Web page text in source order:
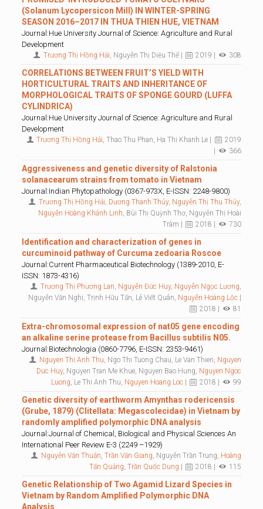
(Solanum Lycopersicon Mill) IN WINTER-SPRING
SEASON 2016–2017 IN THUA THIEN HUE, VIETNAM
Journal:Hue University Journal of Science: Agriculture and Rural
Development
Trương Thị Hồng Hải, Nguyễn Thị Diệu Thể | 2019 | 308
CORRELATIONS BETWEEN FRUIT’S YIELD WITH
HORTICULTURAL TRAITS AND INHERITANCE OF
MORPHOLOGICAL TRAITS OF SPONGE GOURD (LUFFA
CYLINDRICA)
Journal:Hue University Journal of Science: Agriculture and Rural
Development
Trương Thị Hồng Hải, Thao Thu Phan, Ha Thi Khanh Le |
2019
366
Aggressiveness and genetic diversity of Ralstonia
solanacearum strains from tomato in Vietnam
Journal:Indian Phytopathology (0367-973X, E-ISSN: 2248-9800)
Trương Thị Hồng Hải, Dương Thanh Thủy, Nguyễn Thị Thu Thủy,
Nguyễn Hoàng Khánh Linh, Bùi Thị Quỳnh Thơ, Nguyễn Thị Hoài
Trâm |
2018 | 730
Identification and characterization of genes in
curcuminoid pathway of Curcuma zedoaria Roscoe
Journal:Current Pharmaceutical Biotechnology (1389-2010, E-
ISSN: 1873-4316)
Trương Thị Phương Lan, Nguyễn Đức Huy, Nguyễn Ngọc Lương,
Nguyễn Văn Nghi, Trịnh Hữu Tấn, Lê Viết Quân, Nguyễn Hoàng Lộc
2018 |
81
Extra-chromosomal expression of nat05 gene encoding
an alkaline serine protease from Bacillus subtilis N05.
Journal:Biotechnologia (0860-7796, E-ISSN: 2353-9461)
Nguyen Thi Anh Thu, Ngo Thi Tuong Chau, Le Van Thien, Nguyen
Duc Huy, Nguyen Tran Me Khue, Nguyen Bao Hung, Nguyen Ngoc
Luong, Le Thi Anh Thu, Nguyen Hoang Loc 2018 | 99
Genetic diversity of earthworm Amynthas rodericensis
(Grube, 1879) (Clitellata: Megascolecidae) in Vietnam by
randomly amplified polymorphic DNA analysis
Journal:Journal of Chemical, Biological and Physical Sciences An
International Peer Review E-3 (2249 –1929)
Nguyễn Văn Thuận,Trần Văn Giang, Nguyễn Trần Trung, Hoàng
Tấn Quảng, Trần Quốc Dung 2018 | 115
Genetic Relationship of Two Agamid Lizard Species in
Vietnam by Random Amplified Polymorphic DNA
Analysis